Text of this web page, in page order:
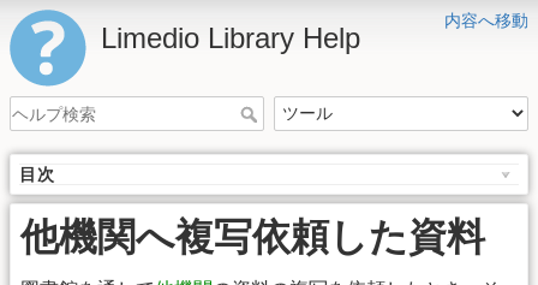
内容へ移動
Limedio Library Help
目次
他機関へ複写依頼した資料